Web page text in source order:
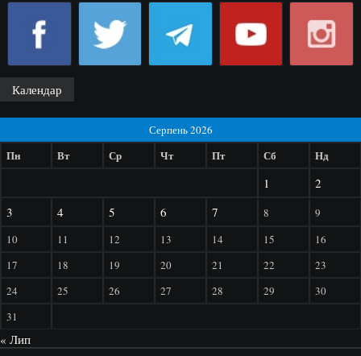
Календар
Серпень 2026
Пн Вт Ср Чт Пт Сб Нд
1
2
3
4 5 6 7 8
9
10
11 12 13 14 15
16
17
18 19 20 21 22
23
24
25 26 27 28 29
30
31
« Лип